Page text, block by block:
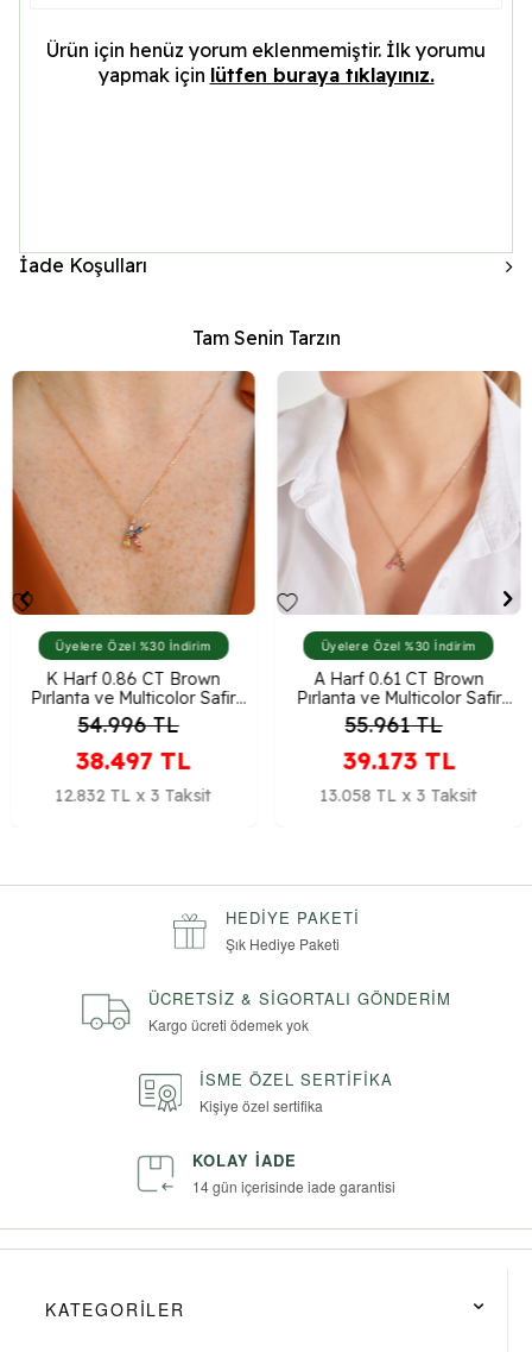
Ürün için henüz yorum eklenmemiştir. İlk yorumu
yapmak için lütfen buraya tıklayınız.
İade Koşulları
Tam Senin Tarzın
Üyelere Özel %30 İndirim
K Harf 0.86 CT Brown
Pırlanta ve Multicolor Safir
Taşlı Kolye
54.996TL
38.497TL
12.832 TL x 3 Taksit
Üyelere Özel %30 İndirim
A Harf 0.61 CT Brown
Pırlanta ve Multicolor Safir
Taşlı Kolye
55.961TL
39.173TL
13.058 TL x 3 Taksit
HEDIYE PAKETI
Şık Hediye Paketi
ÜCRETSIZ & SIGORTALI GÖNDERIM
Kargo ücreti ödemek yok
İSME ÖZEL SERTIFIKA
Kişiye özel sertifika
KOLAY İADE
14 gün içerisinde iade garantisi
KATEGORİLER